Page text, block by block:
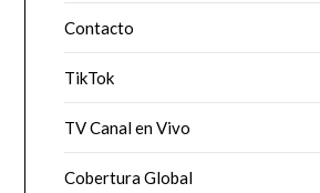
Contacto
TikTok
TV Canal en Vivo
Cobertura Global